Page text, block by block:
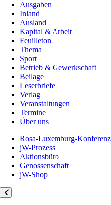
Ausgaben
Inland
Ausland
Kapital & Arbeit
Feuilleton
Thema
Sport
Betrieb & Gewerkschaft
Beilage
Leserbriefe
Verlag
Veranstaltungen
Termine
Über uns
Rosa-Luxemburg-Konferenz
jW-Prozess
Aktionsbüro
Genossenschaft
jW-Shop